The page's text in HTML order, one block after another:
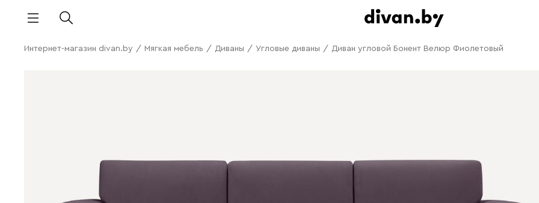
Интернет-магазин divan.by / Мягкая мебель / Диваны / Угловые диваны / Диван угловой Бонент Велюр Фиолетовый